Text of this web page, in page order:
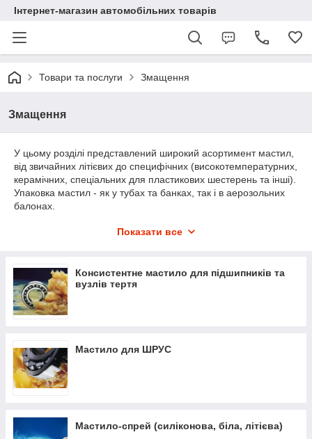
Інтернет-магазин автомобільних товарів
Товари та послуги Змащення
Змащення
У цьому розділі представлений широкий асортимент мастил,
від звичайних літієвих до специфічних (високотемпературних,
керамічних, спеціальних для пластикових шестерень та інші).
Упаковка мастил - як у тубах та банках, так і в аерозольних
балонах.
захистити його від зношування.
Розібратися з цим різноманіттям Вам допоможуть наші
фахівці, звернувшись до яких, Ви отримаєте повну
консультацію з усіх питань, що Вас цікавлять.
Показати все
Консистентне мастило для підшипників та
вузлів тертя
Мастило для ШРУС
Мастило-спрей (силіконова, біла, літієва)